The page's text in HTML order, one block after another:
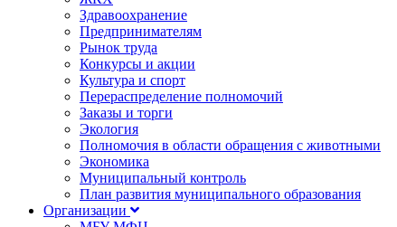
Здравоохранение
Предпринимателям
Рынок труда
Конкурсы и акции
Культура и спорт
Перераспределение полномочий
Заказы и торги
Экология
Полномочия в области обращения с животными
Экономика
Муниципальный контроль
План развития муниципального образования
Организации